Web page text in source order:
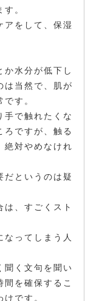
。
アをして、保湿
か水分が低下し
は当然で、肌が
す。
手で触れたくな
ろですが、触る
絶対やめなけれ
だというのは疑
、すごくスト
ってしまう人
聞く文句を聞い
を確保するこ
です。